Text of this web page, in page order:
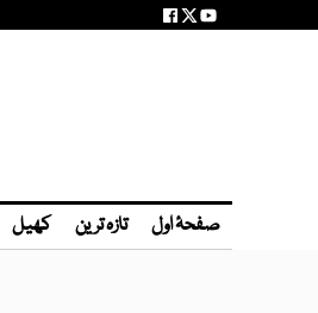
صفحۂ اول تازہ ترین کھیل